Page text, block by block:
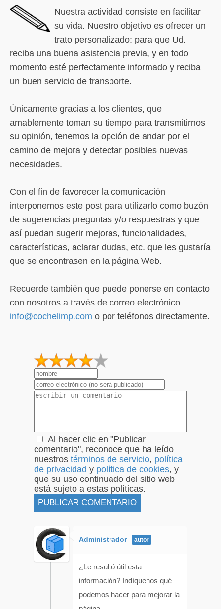
Nuestra actividad consiste en facilitar
su vida. Nuestro objetivo es ofrecer un
trato personalizado: para que Ud.
reciba una buena asistencia previa, y en todo
momento esté perfectamente informado y reciba
un buen servicio de transporte.
Únicamente gracias a los clientes, que
amablemente toman su tiempo para transmitirnos
su opinión, tenemos la opción de andar por el
camino de mejora y detectar posibles nuevas
necesidades.
Con el fin de favorecer la comunicación
interponemos este post para utilizarlo como buzón
de sugerencias preguntas y/o respuestras y que
así puedan sugerir mejoras, funcionalidades,
características, aclarar dudas, etc. que les gustaría
que se encontrasen en la página Web.
Recuerde también que puede ponerse en contacto
con nosotros a través de correo electrónico
info@cochelimp.com o por teléfonos directamente.
2
1
Al hacer clic en "Publicar
comentario", reconoce que ha leído
nuestros términos de servicio, política
de privacidad y política de cookies, y
que su uso continuado del sitio web
está sujeto a estas políticas.
Administrador
¿Le resultó útil esta
información? Indíquenos qué
podemos hacer para mejorar la